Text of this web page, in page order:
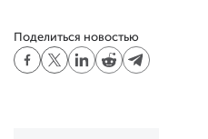
Поделиться новостью